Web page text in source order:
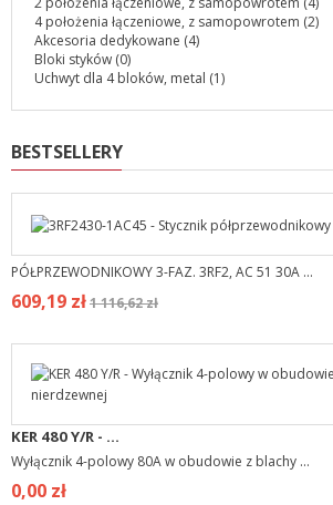
4 położenia łączeniowe, z samopowrotem (2)
Akcesoria dedykowane (4)
Bloki styków (0)
Uchwyt dla 4 bloków, metal (1)
BESTSELLERY
PÓŁPRZEWODNIKOWY 3-FAZ. 3RF2, AC 51 30A ...
609,19 zł1 116,62 zł
KER 480 Y/R - ...
Wyłącznik 4-polowy 80A w obudowie z blachy ...
0,00 zł